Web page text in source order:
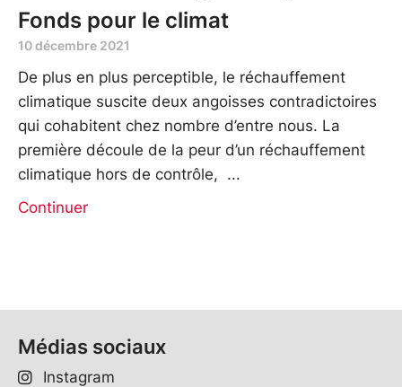
Fonds pour le climat
10 décembre 2021
De plus en plus perceptible, le réchauffement
climatique suscite deux angoisses contradictoires
qui cohabitent chez nombre d’entre nous. La
première découle de la peur d’un réchauffement
climatique hors de contrôle,
Continuer
Médias sociaux
Instagram